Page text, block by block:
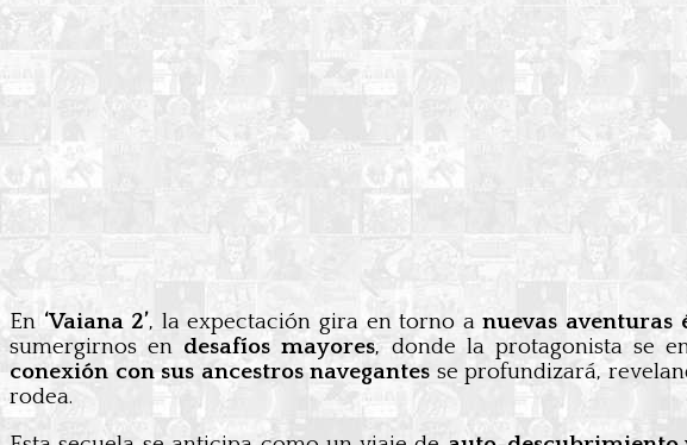
En ‘Vaiana 2’, la expectación gira en torno anuevas aventuras
sumergirnos en desafíos mayores, donde la protagonista se
conexión con sus ancestros navegantes se profundizará,
rodea.